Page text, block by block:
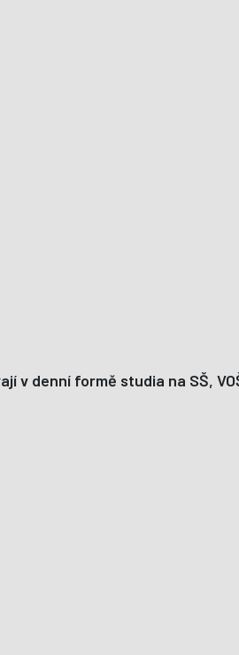
v denní formě studia na SŠ,